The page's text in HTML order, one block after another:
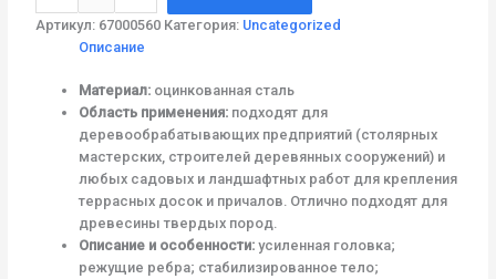
Артикул: 67000560 Категория: Uncategorized
Описание
Материал:оцинкованная сталь
Область применения:подходят для
деревообрабатывающих предприятий (столярных
мастерских, строителей деревянных сооружений) и
любых садовых и ландшафтных работ для крепления
террасных досок и причалов. Отлично подходят для
древесины твердых пород.
Описание и особенности:усиленная головка;
режущие ребра; стабилизированное тело;